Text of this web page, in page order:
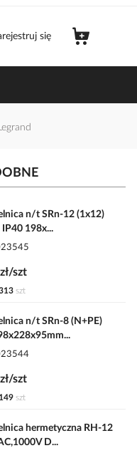
się
n/t SRn-12 (1x12)
IP40 198x...
szt
szt
n/t SRn-8 (N+PE)
szt
149 szt
hermetyczna RH-12
D...